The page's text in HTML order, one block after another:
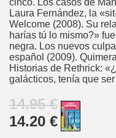
cinco. Los casos de
Laura Fernández, la
Welcome (2008). Su
harías tú lo mismo?»
negra. Los nuevos
español (2009).
Historias de Rethrick:
galácticos, tenía que
14.95 €
14.20 €